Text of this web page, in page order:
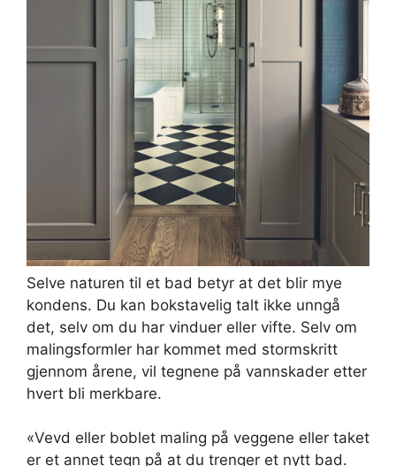
Selve naturen til et bad betyr at det blir mye
kondens. Du kan bokstavelig talt ikke unngå
det, selv om du har vinduer eller vifte. Selv om
malingsformler har kommet med stormskritt
gjennom årene, vil tegnene på vannskader etter
hvert bli merkbare.
«Vevd eller boblet maling på veggene eller taket
er et annet tegn på at du trenger et nytt bad.